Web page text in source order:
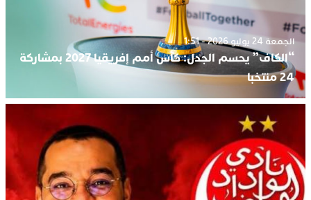
الجمعة 24 يوليو 2026 - 1:51
“الكاف” يحسم الجدل: كأس أمم إفريقيا 2027 بمشاركة
24 منتخبا